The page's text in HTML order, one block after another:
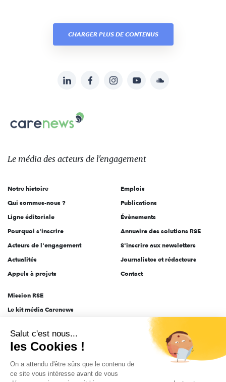
CHARGER PLUS DE CONTENUS
sur:
LinkedInFacebookInstagramYouTubeSoundcloud
Carenews,
Le
des
l'engagement
Le média des acteurs de l'engagement
Notre histoire
Qui sommes-nous ?
Ligne éditoriale
Pourquoi s'inscrire
Acteurs de l'engagement
Actualités
Appels à projets
Emplois
Publications
Évènements
Annuaire des solutions RSE
S'inscrire aux newsletters
Journalistes et rédacteurs
Contact
Mission RSE
Le kit média Carenews
AEF info
Novethic
PRODURABLE
Inclusiv Day
Salut c'est nous...
les Cookies !
On a attendu d'être sûrs que le contenu de
ce site vous intéresse avant de vous